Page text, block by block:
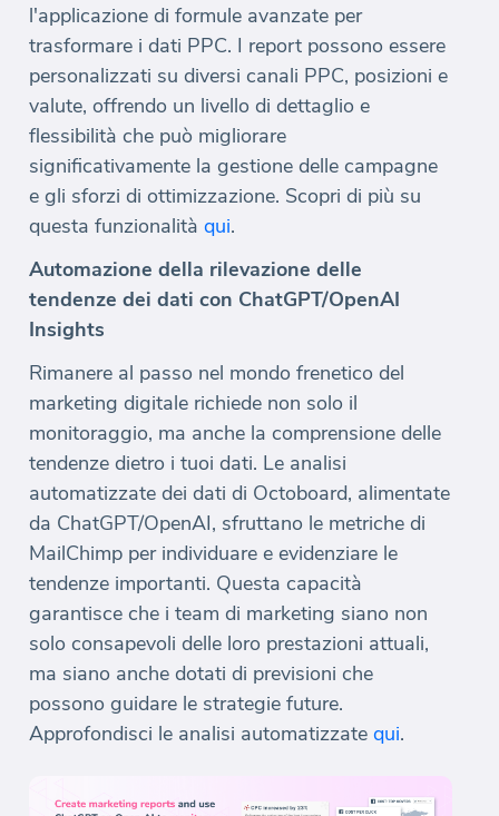
l'applicazione di formule avanzate per
trasformare i dati PPC. I report possono essere
personalizzati su diversi canali PPC, posizioni e
valute, offrendo un livello di dettaglio e
flessibilità che può migliorare
significativamente la gestione delle campagne
e gli sforzi di ottimizzazione. Scopri di più su
questa funzionalità qui.
Automazione della rilevazione delle
tendenze dei dati con ChatGPT/OpenAI
Insights
Rimanere al passo nel mondo frenetico del
marketing digitale richiede non solo il
monitoraggio, ma anche la comprensione delle
tendenze dietro i tuoi dati. Le analisi
automatizzate dei dati di Octoboard, alimentate
da ChatGPT/OpenAI, sfruttano le metriche di
MailChimp per individuare e evidenziare le
tendenze importanti. Questa capacità
garantisce che i team di marketing siano non
solo consapevoli delle loro prestazioni attuali,
ma siano anche dotati di previsioni che
possono guidare le strategie future.
Approfondisci le analisi automatizzate qui.